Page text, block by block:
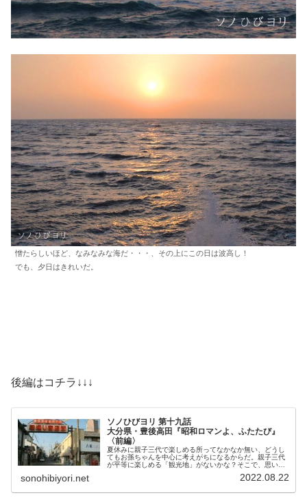
憎たらしいほど、なみなみな海だ・・・、その上にこの日は波高し！
でも、夕日はきれいだ。
後編はコチラ↓↓↓
ソノひびヨリ 第十九話
大分県・豊後高田『昭和ロマンよ、ふたたび』
〈前編〉
夏休みに親子三代で楽しめる所ってなかなか無い、どうし
てもお孫ちゃんを中心に考えがちになるからだ。親子三代
が平等に楽しめる「観光地」がないかな？そこで、思いつ
の中でも選りすぐりの、大分県豊後高田市『昭和の町』を
sonohibiyori.net 2022.08.22